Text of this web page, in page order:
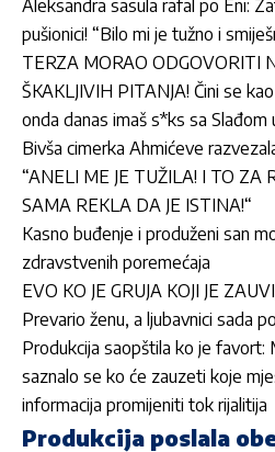
Aleksandra sasula rafal po Eni:
pušionici! “Bilo mi je tužno i
TERZA MORAO ODGOVORITI
ŠKAKLJIVIH PITANJA! Čini se
onda danas imaš s*ks sa Slađom
Bivša cimerka Ahmićeve
“ANELI ME JE TUŽILA! I TO ZA
SAMA REKLA DA JE ISTINA!“
Kasno buđenje i produženi san
zdravstvenih poremećaja
EVO KO JE GRUJA KOJI JE
Prevario ženu, a ljubavnici sada
Produkcija saopštila ko je favort:
saznalo se ko će zauzeti koje
informacija promijeniti tok rijalitija
Produkcija poslala